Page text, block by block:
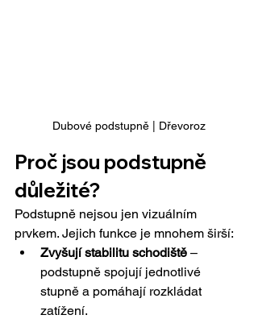
Dubové podstupně | Dřevoroz
Proč jsou podstupně
důležité?
Podstupně nejsou jen vizuálním
prvkem. Jejich funkce je mnohem širší:
Zvyšují stabilitu schodiště –
podstupně spojují jednotlivé
stupně a pomáhají rozkládat
zatížení.